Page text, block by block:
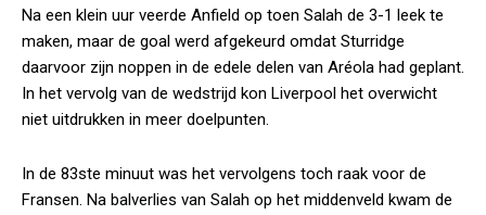
Na een klein uur veerde Anfield op toen Salah de 3-1 leek te
maken, maar de goal werd afgekeurd omdat Sturridge
daarvoor zijn noppen in de edele delen van Aréola had geplant.
In het vervolg van de wedstrijd kon Liverpool het overwicht
niet uitdrukken in meer doelpunten.
In de 83ste minuut was het vervolgens toch raak voor de
Fransen. Na balverlies van Salah op het middenveld kwam de